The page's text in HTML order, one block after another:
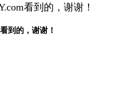
看到的，谢谢！
到的，谢谢！